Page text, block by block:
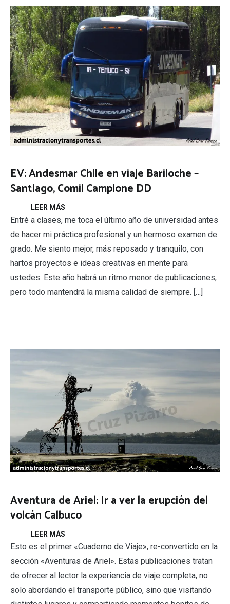
EV: Andesmar Chile en viaje Bariloche –
Santiago, Comil Campione DD
LEER MÁS
Entré a clases, me toca el último año de universidad antes
de hacer mi práctica profesional y un hermoso examen de
grado. Me siento mejor, más reposado y tranquilo, con
hartos proyectos e ideas creativas en mente para
ustedes. Este año habrá un ritmo menor de publicaciones,
pero todo mantendrá la misma calidad de siempre. […]
Aventura de Ariel: Ir a ver la erupción del
volcán Calbuco
LEER MÁS
Esto es el primer «Cuaderno de Viaje», re-convertido en la
sección «Aventuras de Ariel». Estas publicaciones tratan
de ofrecer al lector la experiencia de viaje completa, no
solo abordando el transporte público, sino que visitando